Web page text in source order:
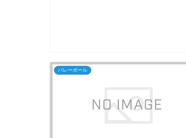
バレーボール